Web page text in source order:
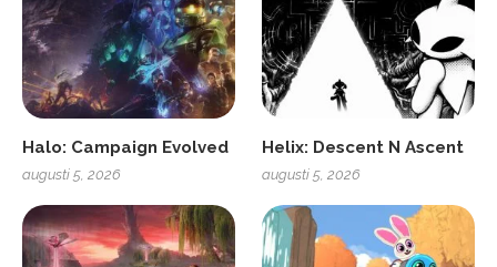
Halo: Campaign Evolved
augusti 5, 2026
Helix: Descent N Ascent
augusti 5, 2026